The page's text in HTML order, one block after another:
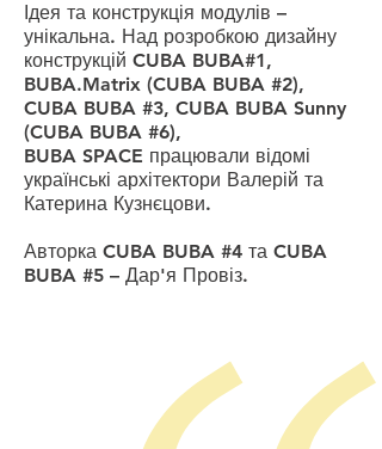
Ідея та конструкція модулів –
унікальна. Над розробкою дизайну
конструкцій CUBA BUBA#1,
BUBA.Matrix (CUBA BUBA #2),
CUBA BUBA #3, CUBA BUBA Sunny
(CUBA BUBA #6),
BUBA SPACE працювали відомі
українські архітектори Валерій та
Катерина Кузнєцови.
Авторка CUBA BUBA #4 та CUBA
BUBA #5 – Дар'я Провіз.